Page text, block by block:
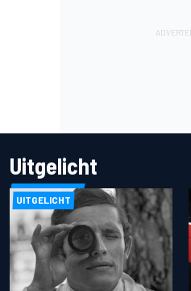
Uitgelicht
UITGELICHT